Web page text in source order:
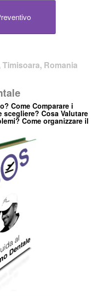
Romania
Come Comparare i
scegliere? Cosa Valutare
Come organizzare il